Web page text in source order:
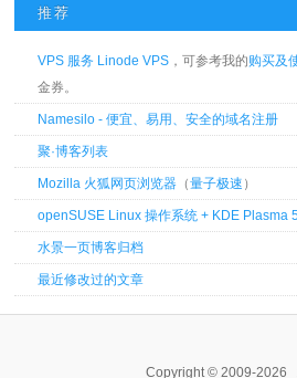
推荐
VPS 服务 Linode VPS ，可参考我的购买及
金券。
Namesilo - 便宜、易用、安全的域名注册
聚·博客列表
Mozilla 火狐网页浏览器 （量子极速 ）
openSUSE Linux 操作系统 + KDE Plasma
水景一页博客归档
最近修改过的文章
Copyright © 2009-2026